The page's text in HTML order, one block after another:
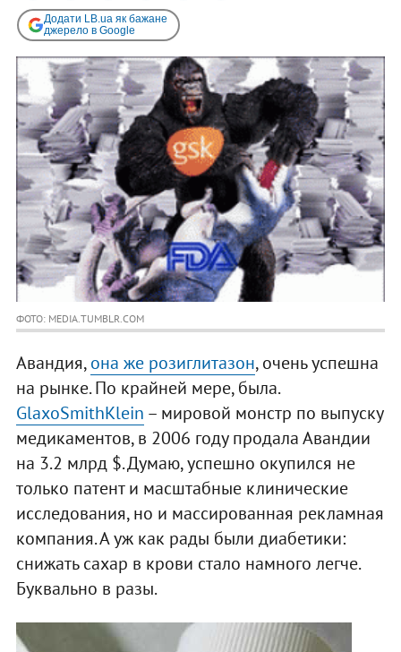
Додати LB.ua як бажане
джерело в Google
ФОТО: MEDIA.TUMBLR.COM
Авандия,она же розиглитазон, очень успешна
на рынке. По крайней мере, была.
GlaxoSmithKlein – мировой монстр по выпуску
медикаментов, в 2006 году продала Авандии
на 3.2 млрд $. Думаю, успешно окупился не
только патент и масштабные клинические
исследования, но и массированная рекламная
компания. А уж как рады были диабетики:
снижать сахар в крови стало намного легче.
Буквально в разы.